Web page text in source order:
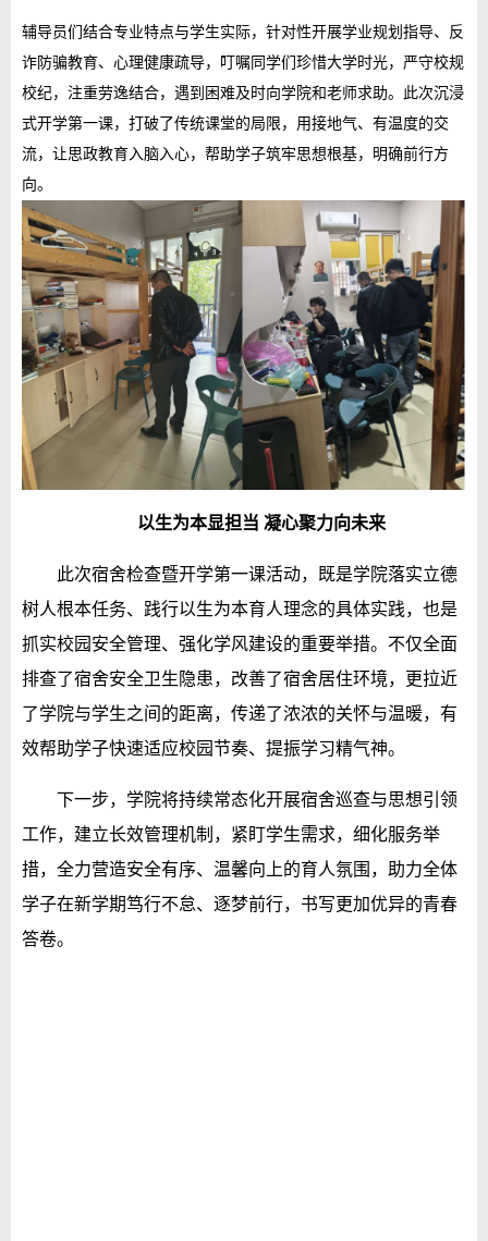
辅导员们结合专业特点与学生实际，针对性开展学业规划指导、反
诈防骗教育、心理健康疏导，叮嘱同学们珍惜大学时光，严守校规
校纪，注重劳逸结合，遇到困难及时向学院和老师求助。此次沉浸
式开学第一课，打破了传统课堂的局限，用接地气、有温度的交
流，让思政教育入脑入心，帮助学子筑牢思想根基，明确前行方
向。
以生为本显担当 凝心聚力向未来
此次宿舍检查暨开学第一课活动，既是学院落实立德
树人根本任务、践行以生为本育人理念的具体实践，也是
抓实校园安全管理、强化学风建设的重要举措。不仅全面
排查了宿舍安全卫生隐患，改善了宿舍居住环境，更拉近
了学院与学生之间的距离，传递了浓浓的关怀与温暖，有
效帮助学子快速适应校园节奏、提振学习精气神。
下一步，学院将持续常态化开展宿舍巡查与思想引领
工作，建立长效管理机制，紧盯学生需求，细化服务举
措，全力营造安全有序、温馨向上的育人氛围，助力全体
学子在新学期笃行不怠、逐梦前行，书写更加优异的青春
答卷。